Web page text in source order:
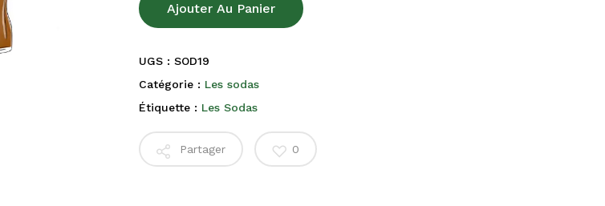
Ajouter Au Panier
UGS : SOD19
Catégorie : Les sodas
Étiquette : Les Sodas
Partager 0